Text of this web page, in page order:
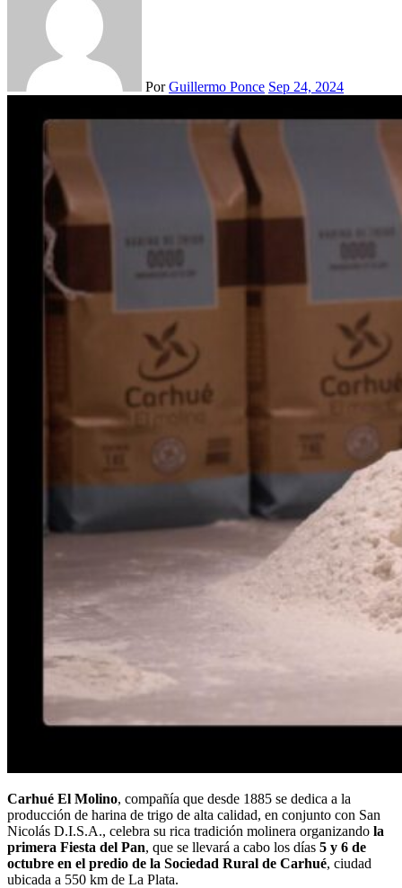
PorGuillermo Ponce Sep 24, 2024
Carhué El Molino, compañía que desde 1885 se dedica a la
producción de harina de trigo de alta calidad, en conjunto con San
Nicolás D.I.S.A., celebra su rica tradición molinera organizando la
primera Fiesta del Pan, que se llevará a cabo los días 5 y 6 de
octubre en el predio de la Sociedad Rural de Carhué, ciudad
ubicada a 550 km de La Plata.